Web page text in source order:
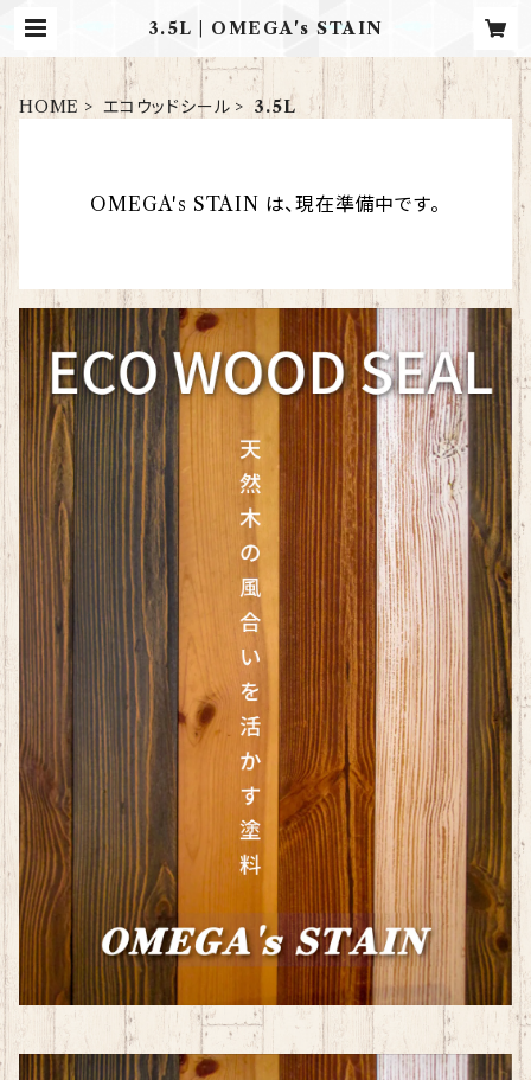
3.5L | OMEGA's STAIN
HOME エコウッドシール 3.5L
OMEGA's STAIN は、現在準備中です。